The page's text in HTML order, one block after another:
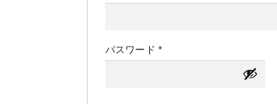
パスワード*必
須